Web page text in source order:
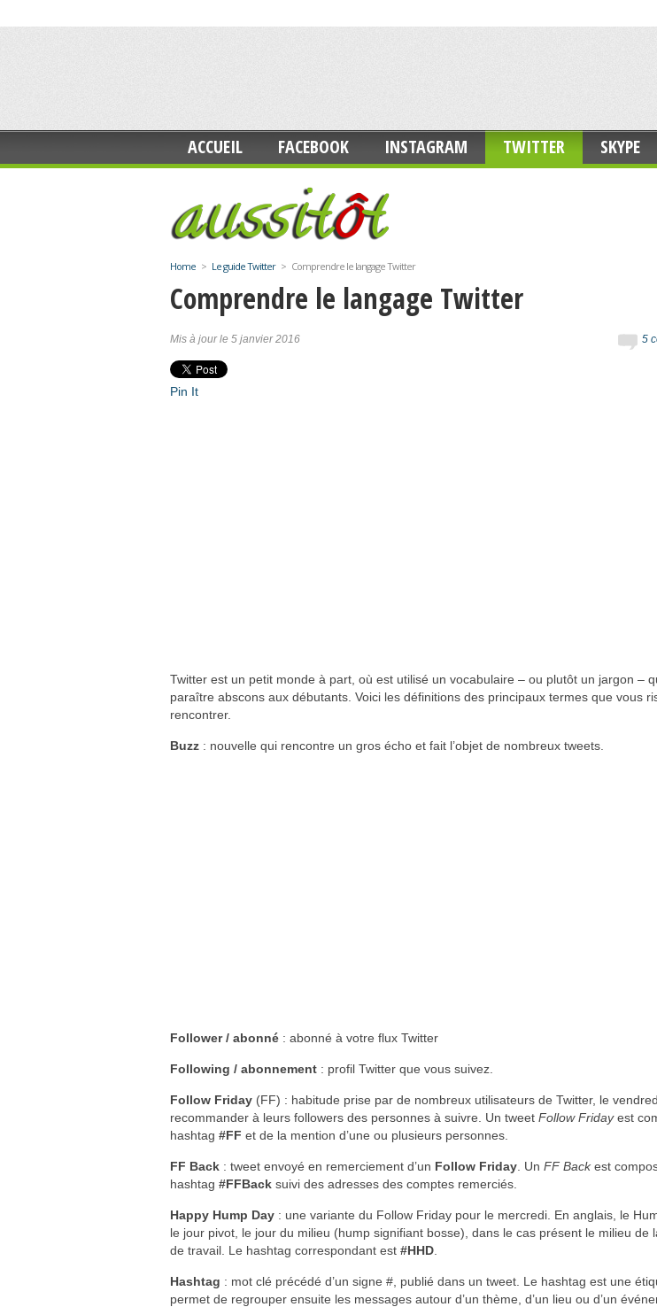
ACCUEIL FACEBOOK INSTAGRAM TWITTER SKYPE
Home > Le guide Twitter> Comprendre le langage Twitter
Comprendre le langage Twitter
5
Mis à jour le 5 janvier 2016
Pin It
Twitter est un petit monde à part, où est utilisé un vocabulaire – ou plutôt un jargon –
paraître abscons aux débutants. Voici les définitions des principaux termes que vous
rencontrer.
Buzz : nouvelle qui rencontre un gros écho et fait l’objet de nombreux tweets.
Follower / abonné : abonné à votre flux Twitter
Following / abonnement : profil Twitter que vous suivez.
Follow Friday (FF) : habitude prise par de nombreux utilisateurs de Twitter, le
recommander à leurs followers des personnes à suivre. Un tweet Follow Fridayest
hashtag #FF et de la mention d’une ou plusieurs personnes.
FF Back : tweet envoyé en remerciement d’un Follow Friday . Un FF Backest
hashtag #FFBack suivi des adresses des comptes remerciés.
Happy Hump Day : une variante du Follow Friday pour le mercredi. En anglais, le
le jour pivot, le jour du milieu (hump signifiant bosse), dans le cas présent le milieu de
de travail. Le hashtag correspondant est #HHD
Hashtag : mot clé précédé d’un signe #, publié dans un tweet. Le hashtag est une
permet de regrouper ensuite les messages autour d’un thème, d’un lieu ou d’un